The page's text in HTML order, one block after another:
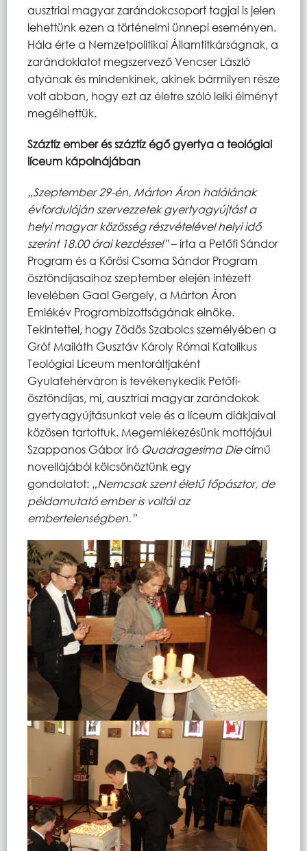
ausztriai magyar zarándokcsoport tagjai is jelen
lehettünk ezen a történelmi ünnepi eseményen.
Hála érte a Nemzetpolitikai Államtitkárságnak, a
zarándoklatot megszervező Vencser László
atyának és mindenkinek, akinek bármilyen része
volt abban, hogy ezt az életre szóló lelki élményt
megélhettük.
Száztíz ember és száztíz égő gyertya a teológiai
líceum kápolnájában
„Szeptember 29-én, Márton Áron halálának
évfordulóján szervezzetek gyertyagyújtást a
helyi magyar közösség részvételével helyi idő
szerint 18.00 órai kezdéssel”– írta a Petőfi Sándor
Program és a Kőrösi Csoma Sándor Program
ösztöndíjasaihoz szeptember elején intézett
levelében Gaal Gergely, a Márton Áron
Emlékév Programbizottságának elnöke.
Tekintettel, hogy Zödös Szabolcs személyében a
Gróf Mailáth Gusztáv Károly Római Katolikus
Teológiai Líceum mentoráltjaként
Gyulafehérváron is tevékenykedik Petőfi-
ösztöndíjas, mi, ausztriai magyar zarándokok
gyertyagyújtásunkat vele és a líceum diákjaival
közösen tartottuk. Megemlékezésünk mottójául
Szappanos Gábor író Quadragesima Diecímű
novellájából kölcsönöztünk egy
gondolatot: „Nemcsak szent életű főpásztor, de
példamutató ember is voltál az
embertelenségben.”